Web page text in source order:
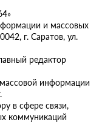
и массовых
г. Саратов, ул.
редактор
информации
в сфере связи,
коммуникаций